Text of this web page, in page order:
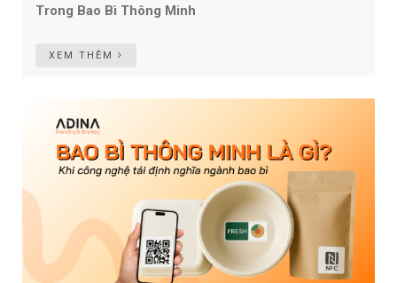
Trong Bao Bì Thông Minh
XEM THÊM